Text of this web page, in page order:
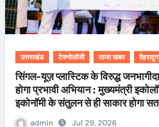
उत्तराखंड टेक्नोलॉजी ताजा खबर देहरादून
सिंगल-यूज़ प्लास्टिक के विरुद्ध
होगा प्रभावी अभियान : मुख्यमंत्री
इकोनॉमी के संतुलन से ही साकार होगा
लक्ष्य
admin Jul 29, 2026